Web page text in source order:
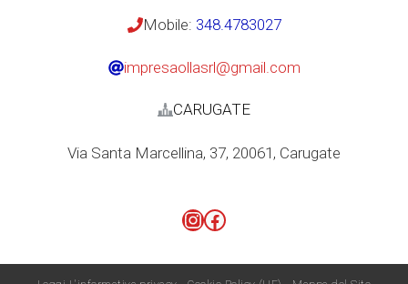
Mobile: 348.4783027
impresaollasrl@gmail.com
CARUGATE
Via Santa Marcellina, 37, 20061, Carugate
InstagramFacebook